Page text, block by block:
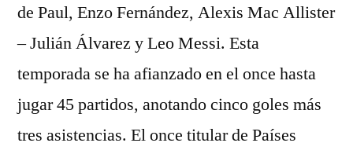
de Paul, Enzo Fernández, Alexis Mac Allister
– Julián Álvarez y Leo Messi. Esta
temporada se ha afianzado en el once hasta
jugar 45 partidos, anotando cinco goles más
tres asistencias. El once titular de Países